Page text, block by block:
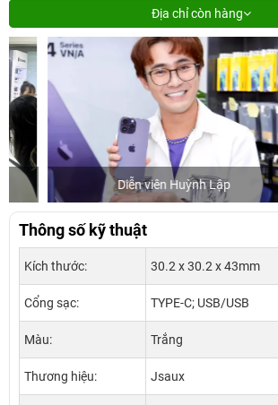
Địa chỉ còn hàng
Diễn viên Huỳnh Lập
Thông số kỹ thuật
Kích thước: 30.2 x 30.2 x 43mm
Cổng sạc: TYPE-C; USB/USB
Màu: Trắng
Thương hiệu: Jsaux